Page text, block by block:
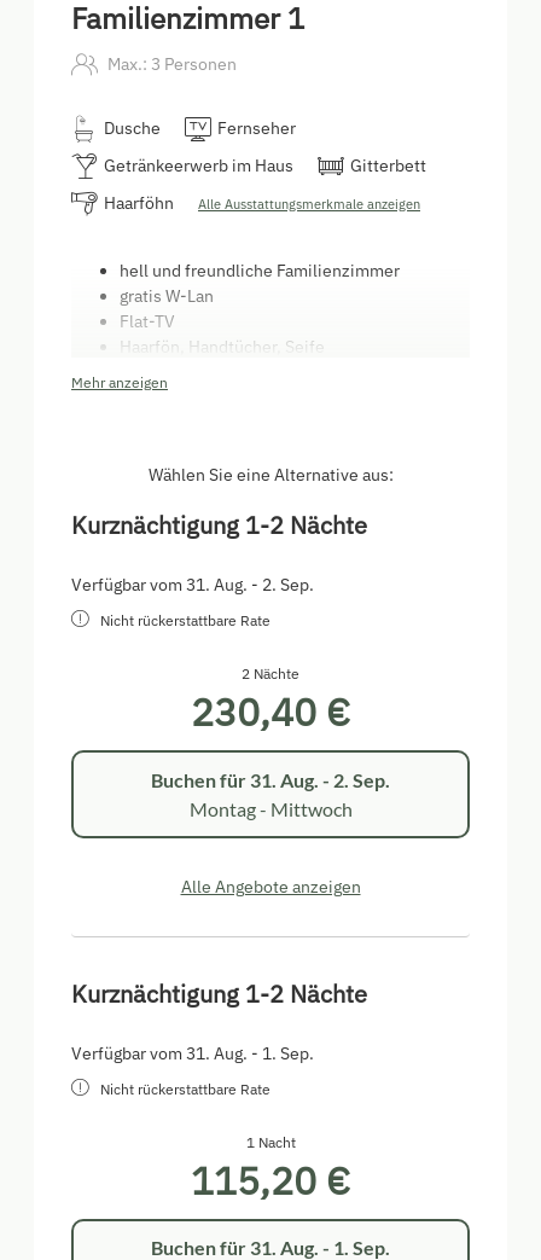
Familienzimmer 1
Max.: 3 Personen
Dusche
Fernseher
Getränkeerwerb im Haus
Gitterbett
Haarföhn
Alle Ausstattungsmerkmale anzeigen
hell und freundliche Familienzimmer
gratis W-Lan
Flat-TV
Haarfön, Handtücher, Seife
neu modernisierte Bäder (Dusche)
Halbpension auf Anfrage möglich
Mehr anzeigen
Wählen Sie eine Alternative aus:
Kurznächtigung 1-2 Nächte
Verfügbar vom 31. Aug. - 2. Sep.
Nicht rückerstattbare Rate
2 Nächte
230,40 €
Buchen für 31. Aug. - 2. Sep.
Montag - Mittwoch
Alle Angebote anzeigen
Kurznächtigung 1-2 Nächte
Verfügbar vom 31. Aug. - 1. Sep.
Nicht rückerstattbare Rate
1 Nacht
115,20 €
Buchen für 31. Aug. - 1. Sep.